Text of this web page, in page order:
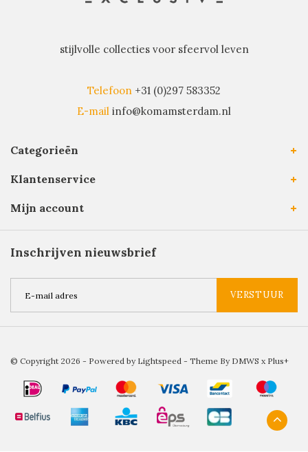
stijlvolle collecties voor sfeervol leven
Telefoon +31 (0)297 583352
E-mail info@komamsterdam.nl
Categorieën
Klantenservice
Mijn account
Inschrijven nieuwsbrief
VERSTUUR
© Copyright 2026 - Powered by Lightspeed - Theme By DMWS x Plus+